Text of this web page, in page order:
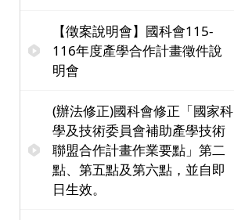
【徵案說明會】國科會115-
116年度產學合作計畫徵件說
明會
(辦法修正)國科會修正「國家科
學及技術委員會補助產學技術
聯盟合作計畫作業要點」第二
點、第五點及第六點，並自即
日生效。